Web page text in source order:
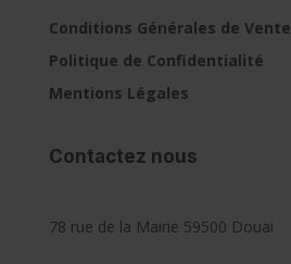
Conditions Générales de Vente
Politique de Confidentialité
Mentions Légales
Contactez nous
78 rue de la Mairie 59500 Douai